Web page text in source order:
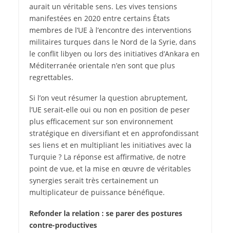
aurait un véritable sens. Les vives tensions
manifestées en 2020 entre certains États
membres de l’UE à l’encontre des interventions
militaires turques dans le Nord de la Syrie, dans
le conflit libyen ou lors des initiatives d’Ankara en
Méditerranée orientale n’en sont que plus
regrettables.
Si l’on veut résumer la question abruptement,
l’UE serait-elle oui ou non en position de peser
plus efficacement sur son environnement
stratégique en diversifiant et en approfondissant
ses liens et en multipliant les initiatives avec la
Turquie ? La réponse est affirmative, de notre
point de vue, et la mise en œuvre de véritables
synergies serait très certainement un
multiplicateur de puissance bénéfique.
Refonder la relation : se parer des postures
contre-productives